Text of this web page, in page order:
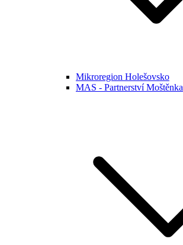
Mikroregion Holešovsko
MAS - Partnerství Moštěnka